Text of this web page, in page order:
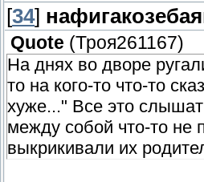
[34]
Quote (Троя261167)
На днях во дворе
то на кого-то что-то
хуже..." Все это
между собой что-то не
выкрикивали их